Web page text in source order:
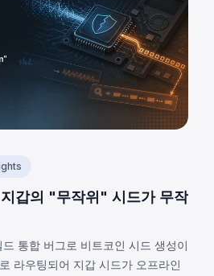
갑의 "무작위" 시드가 무작
통합 버그로 비트코인 시드 생성이
라우팅되어 지갑 시드가 오프라인